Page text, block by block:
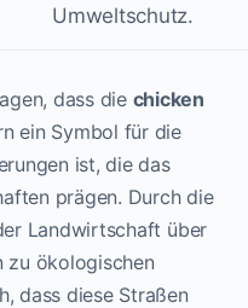
Umweltschutz.
dass die chicken
ein Symbol für die
ist, die das
prägen. Durch die
Landwirtschaft über
zu ökologischen
dass diese Straßen